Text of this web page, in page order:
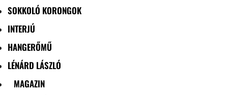
SOKKOLÓ KORONGOK
INTERJÚ
HANGERŐMŰ
LÉNÁRD LÁSZLÓ
MAGAZIN